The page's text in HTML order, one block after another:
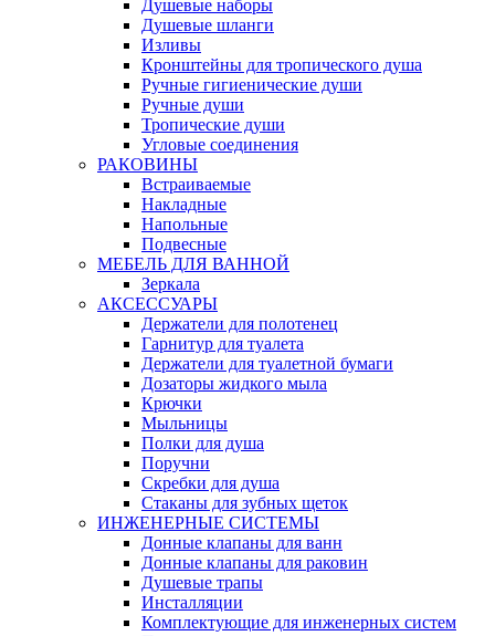
Душевые наборы
Душевые шланги
Изливы
Кронштейны для тропического душа
Ручные гигиенические души
Ручные души
Тропические души
Угловые соединения
РАКОВИНЫ
Встраиваемые
Накладные
Напольные
Подвесные
МЕБЕЛЬ ДЛЯ ВАННОЙ
Зеркала
АКСЕССУАРЫ
Держатели для полотенец
Гарнитур для туалета
Держатели для туалетной бумаги
Дозаторы жидкого мыла
Крючки
Мыльницы
Полки для душа
Поручни
Скребки для душа
Стаканы для зубных щеток
ИНЖЕНЕРНЫЕ СИСТЕМЫ
Донные клапаны для ванн
Донные клапаны для раковин
Душевые трапы
Инсталляции
Комплектующие для инженерных систем